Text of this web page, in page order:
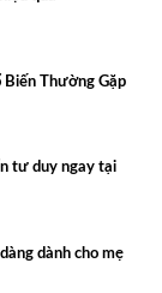
Biến Thường Gặp
tư duy ngay tại
dành cho mẹ